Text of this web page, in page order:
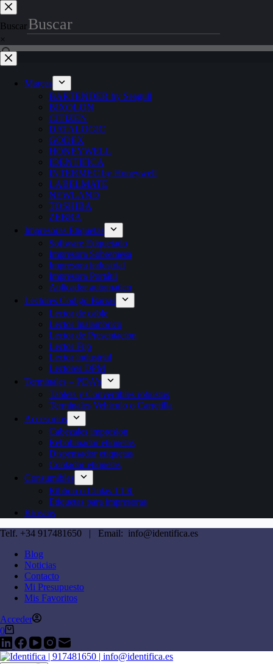
Buscar
×
Marcas
BARTENDER by Seagull
BIXOLON
CITIZEN
DATALOGIC
GODEX
HONEYWELL
IDENTIFICA
INTERMEC by Honeywell
LABELMATE
NEWLAND
TOSHIBA
ZEBRA
Impresoras Etiquetas
Software Etiquetado
Impresora Sobremesa
Impresora industrial
Impresora Portátil
Aplicador automatico
Lectores Codigo Barras
Lector de cable
Lector Inalambrico
Lector de Presentacion
Lector Fijo
Lector industrial
Lectores DPM
Terminales – PDA’s
Tablets y Convertibles robustos
Terminales Vehículo o Carretilla
Accesorios
Cabezales impresion
Rebobinador etiquetas
Dispensador etiquetas
Contador etiquetas
Consumibles
Ribbon o Cintas TTR
Etiquetas para impresoras
Kioscos
Telf. +34 917481650 | Email: info@identifica.es
Blog
Noticias
Contacto
Mi Presupuesto
Mis Favoritos
Acceder
0